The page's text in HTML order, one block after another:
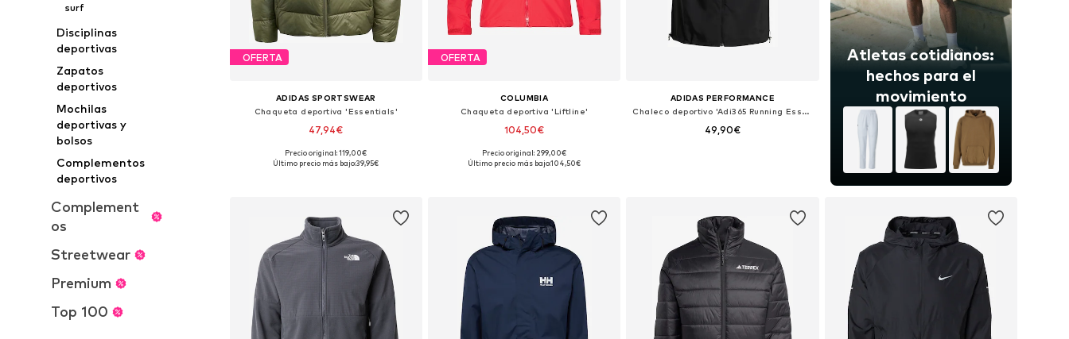
surf
Disciplinas
deportivas
Zapatos
deportivos
Mochilas
deportivas y
bolsos
Complementos
deportivos
Complement
os
Streetwear
Premium
Top 100
OFERTA
ADIDAS SPORTSWEAR
Chaqueta deportiva 'Essentials'
47,94€
Tallas disponibles: S, M, L, XL
Precio original: 119,00€
Último precio más bajo:39,95€
OFERTA
COLUMBIA
Chaqueta deportiva 'Liftline'
104,50€
Tallas disponibles: S, M, L, XL
Precio original: 299,00€
Último precio más bajo:104,50€
ADIDAS PERFORMANCE
Chaleco deportivo 'Adi365 Running Essentials'
49,90€
Atletas cotidianos:
hechos para el
movimiento